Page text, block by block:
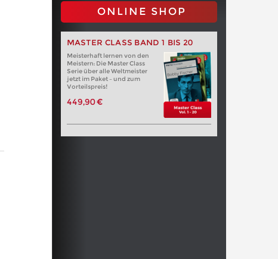
ONLINE SHOP
MASTER CLASS BAND 1 BIS 20
Meisterhaft lernen von den
Meistern: Die Master Class
Serie über alle Weltmeister
jetzt im Paket – und zum
Vorteilspreis!
449,90 €